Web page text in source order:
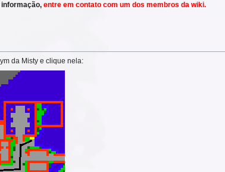
entre em contato com um dos membros da wiki.
da Misty e clique nela: